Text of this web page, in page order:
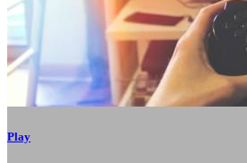
Play